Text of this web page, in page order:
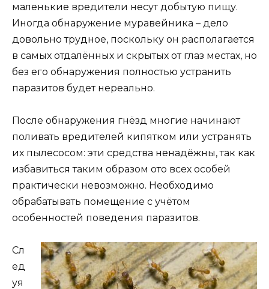
маленькие вредители несут добытую пищу.
Иногда обнаружение муравейника – дело
довольно трудное, поскольку он располагается
в самых отдалённых и скрытых от глаз местах, но
без его обнаружения полностью устранить
паразитов будет нереально.
После обнаружения гнёзд многие начинают
поливать вредителей кипятком или устранять
их пылесосом: эти средства ненадёжны, так как
избавиться таким образом ото всех особей
практически невозможно. Необходимо
обрабатывать помещение с учётом
особенностей поведения паразитов.
Сл
ед
уя